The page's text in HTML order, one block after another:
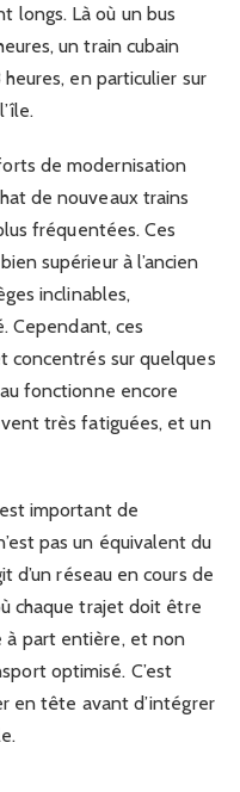
longs. Là où un bus
un train cubain
en particulier sur
de modernisation
de nouveaux trains
fréquentées. Ces
supérieur à l’ancien
inclinables,
Cependant, ces
concentrés sur quelques
fonctionne encore
très fatiguées, et un
important de
pas un équivalent du
d’un réseau en cours de
chaque trajet doit être
à part entière, et non
optimisé. C’est
en tête avant d’intégrer